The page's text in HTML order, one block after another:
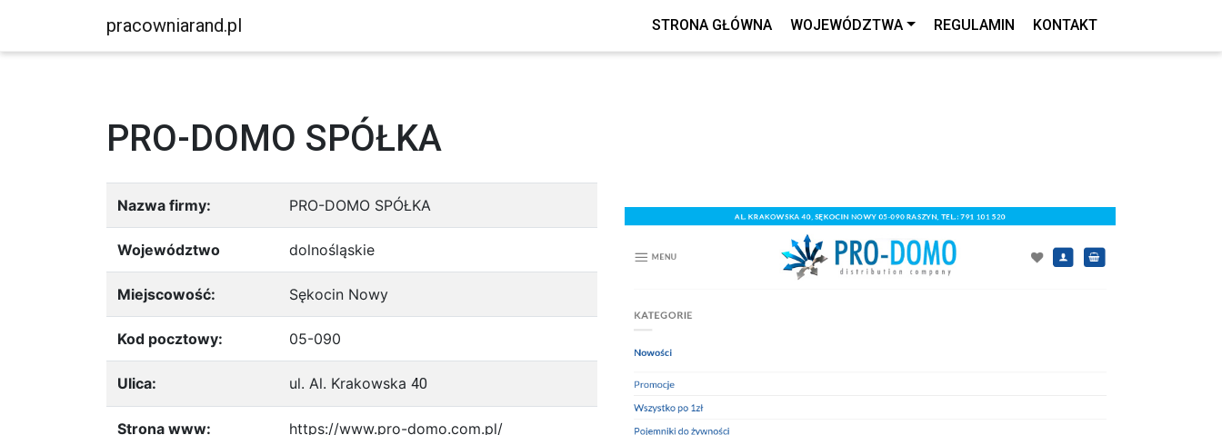
pracowniarand.pl STRONA GŁÓWNA WOJEWÓDZTWA REGULAMIN KONTAKT
PRO-DOMO SPÓŁKA
Nazwa firmy: PRO-DOMO SPÓŁKA
Województwo dolnośląskie
Miejscowość: Sękocin Nowy
Kod pocztowy: 05-090
Ulica: ul. Al. Krakowska 40
Strona www: https://www.pro-domo.com.pl/